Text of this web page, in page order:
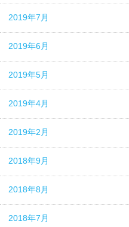
2019年7月
2019年6月
2019年5月
2019年4月
2019年2月
2018年9月
2018年8月
2018年7月